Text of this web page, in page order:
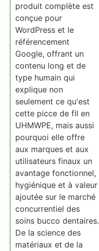
produit complète est
conçue pour
WordPress et le
référencement
Google, offrant un
contenu long et de
type humain qui
explique non
seulement ce qu'est
cette picce de fil en
UHMWPE, mais aussi
pourquoi elle offre
aux marques et aux
utilisateurs finaux un
avantage fonctionnel,
hygiénique et à valeur
ajoutée sur le marché
concurrentiel des
soins bucco dentaires.
De la science des
matériaux et de la